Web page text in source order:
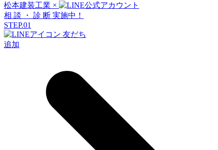
松本建装工業 ×
相 談 ・ 診 断 実施中！
STEP.01
友だち
追加